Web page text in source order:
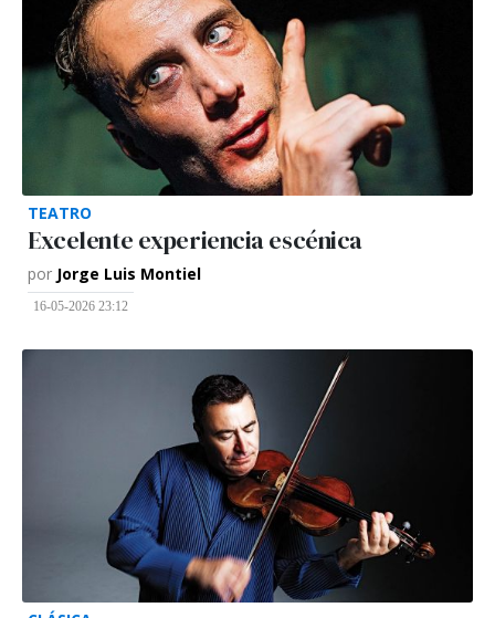
TEATRO
Excelente experiencia escénica
por Jorge Luis Montiel
16-05-2026 23:12